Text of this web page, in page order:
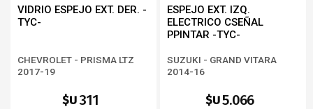
VIDRIO ESPEJO EXT. DER. -
TYC-
CHEVROLET - PRISMA LTZ
2017-19
$U311
ESPEJO EXT. IZQ.
ELECTRICO CSEÑAL
PPINTAR -TYC-
SUZUKI - GRAND VITARA
2014-16
$U5.066